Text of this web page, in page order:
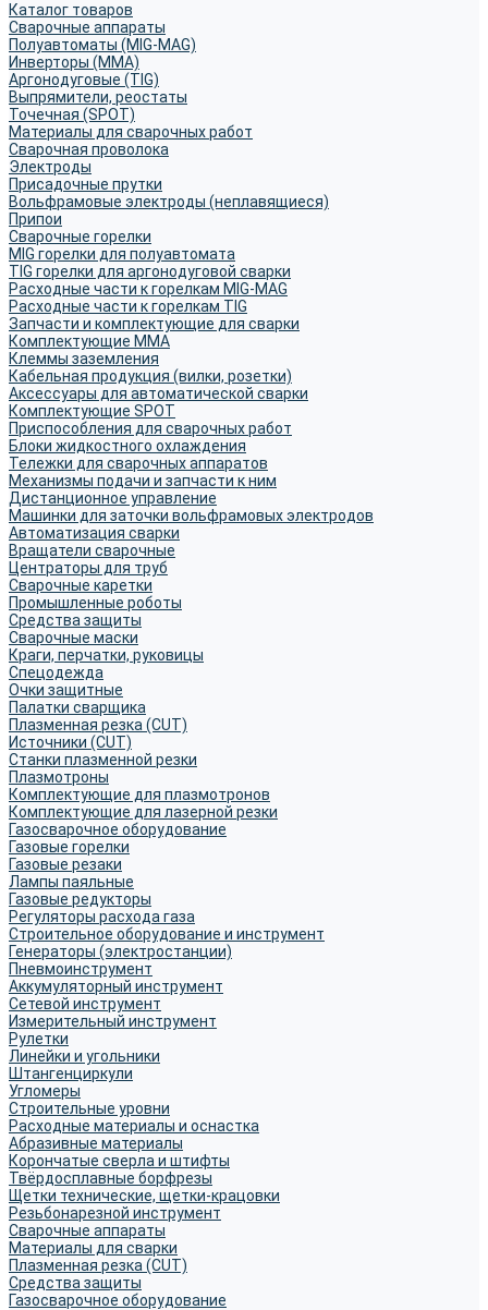
Каталог товаров
Сварочные аппараты
Полуавтоматы (MIG-MAG)
Инверторы (MMA)
Аргонодуговые (TIG)
Выпрямители, реостаты
Точечная (SPOT)
Материалы для сварочных работ
Сварочная проволока
Электроды
Присадочные прутки
Вольфрамовые электроды (неплавящиеся)
Припои
Сварочные горелки
MIG горелки для полуавтомата
TIG горелки для аргонодуговой сварки
Расходные части к горелкам MIG-MAG
Расходные части к горелкам TIG
Запчасти и комплектующие для сварки
Комплектующие ММА
Клеммы заземления
Кабельная продукция (вилки, розетки)
Аксессуары для автоматической сварки
Комплектующие SPOT
Приспособления для сварочных работ
Блоки жидкостного охлаждения
Тележки для сварочных аппаратов
Механизмы подачи и запчасти к ним
Дистанционное управление
Машинки для заточки вольфрамовых электродов
Автоматизация сварки
Вращатели сварочные
Центраторы для труб
Сварочные каретки
Промышленные роботы
Средства защиты
Сварочные маски
Краги, перчатки, руковицы
Спецодежда
Очки защитные
Палатки сварщика
Плазменная резка (CUT)
Источники (CUT)
Станки плазменной резки
Плазмотроны
Комплектующие для плазмотронов
Комплектующие для лазерной резки
Газосварочное оборудование
Газовые горелки
Газовые резаки
Лампы паяльные
Газовые редукторы
Регуляторы расхода газа
Строительное оборудование и инструмент
Генераторы (электростанции)
Пневмоинструмент
Аккумуляторный инструмент
Сетевой инструмент
Измерительный инструмент
Рулетки
Линейки и угольники
Штангенциркули
Угломеры
Строительные уровни
Расходные материалы и оснастка
Абразивные материалы
Корончатые сверла и штифты
Твёрдосплавные борфрезы
Щетки технические, щетки-крацовки
Резьбонарезной инструмент
Сварочные аппараты
Материалы для сварки
Плазменная резка (CUT)
Средства защиты
Газосварочное оборудование